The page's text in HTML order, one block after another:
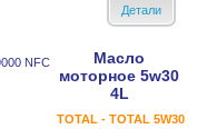
Детали
Масло
моторное 5w30
4L
TOTAL - TOTAL 5W30